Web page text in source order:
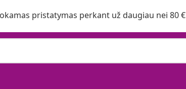
pristatymas perkant už daugiau nei 80 €